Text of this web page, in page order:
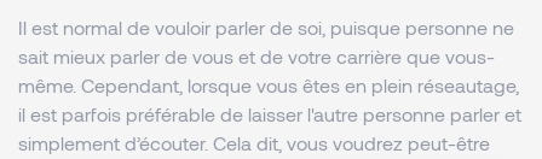
Il est normal de vouloir parler de soi, puisque personne ne
sait mieux parler de vous et de votre carrière que vous-
même. Cependant, lorsque vous êtes en plein réseautage,
il est parfois préférable de laisser l'autre personne parler et
simplement d’écouter. Cela dit, vous voudrez peut-être